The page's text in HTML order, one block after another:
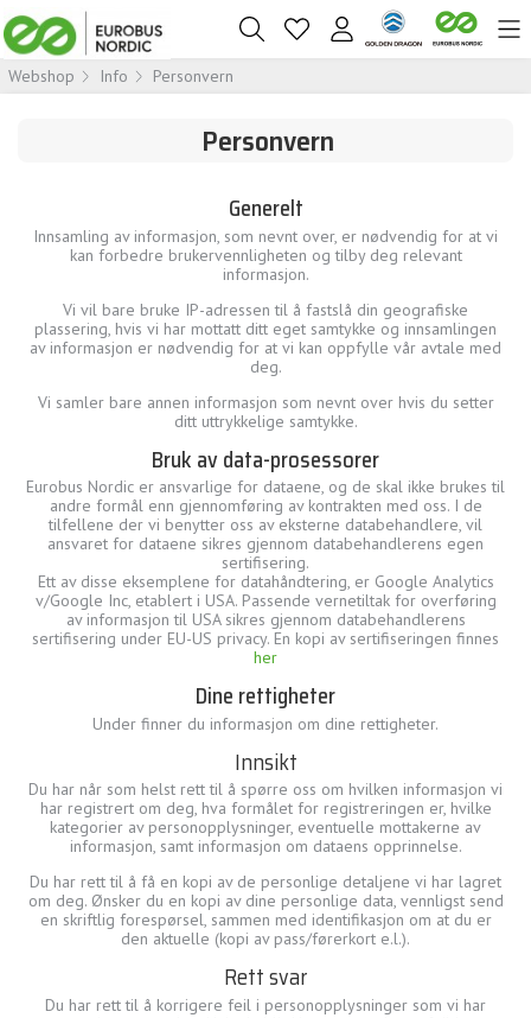
Webshop Info Personvern
Personvern
Generelt
Innsamling av informasjon, som nevnt over, er nødvendig for at vi
kan forbedre brukervennligheten og tilby deg relevant
informasjon.
Vi vil bare bruke IP-adressen til å fastslå din geografiske
plassering, hvis vi har mottatt ditt eget samtykke og innsamlingen
av informasjon er nødvendig for at vi kan oppfylle vår avtale med
deg.
Vi samler bare annen informasjon som nevnt over hvis du setter
ditt uttrykkelige samtykke.
Bruk av data-prosessorer
Eurobus Nordic er ansvarlige for dataene, og de skal ikke brukes til
andre formål enn gjennomføring av kontrakten med oss. I de
tilfellene der vi benytter oss av eksterne databehandlere, vil
ansvaret for dataene sikres gjennom databehandlerens egen
sertifisering.
Ett av disse eksemplene for datahåndtering, er Google Analytics
v/Google Inc, etablert i USA. Passende vernetiltak for overføring
av informasjon til USA sikres gjennom databehandlerens
sertifisering under EU-US privacy. En kopi av sertifiseringen finnes
her
Dine rettigheter
Under finner du informasjon om dine rettigheter.
Innsikt
Du har når som helst rett til å spørre oss om hvilken informasjon vi
har registrert om deg, hva formålet for registreringen er, hvilke
kategorier av personopplysninger, eventuelle mottakerne av
informasjon, samt informasjon om dataens opprinnelse.
Du har rett til å få en kopi av de personlige detaljene vi har lagret
om deg. Ønsker du en kopi av dine personlige data, vennligst send
en skriftlig forespørsel, sammen med identifikasjon om at du er
den aktuelle (kopi av pass/førerkort e.l.).
Rett svar
Du har rett til å korrigere feil i personopplysninger som vi har